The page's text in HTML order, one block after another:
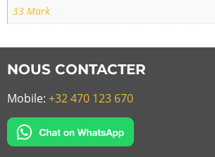
33 Mark
NOUS CONTACTER
Mobile: +32 470 123 670